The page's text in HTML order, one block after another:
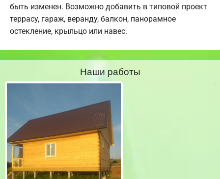
быть изменен. Возможно добавить в типовой проект
террасу, гараж, веранду, балкон, панорамное
остекление, крыльцо или навес.
Наши работы